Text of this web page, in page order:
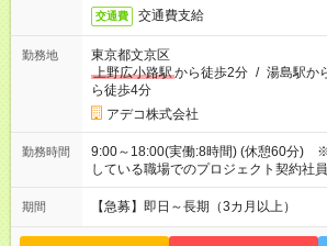
交通費 交通費支給
勤務地
東京都文京区
上野広小路駅から徒歩2分 / 湯島駅か
ら徒歩4分
アデコ株式会社
勤務時間
9:00～18:00(実働:8時間) (休憩60分)
している職場でのプロジェクト契約社
期間 【急募】即日～長期（3カ月以上）